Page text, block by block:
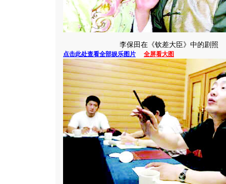
李保田在《钦差大臣》中的剧照
点击此处查看全部娱乐图片 全屏看大图